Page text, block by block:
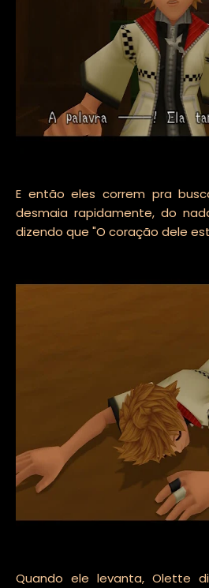
E então eles correm pra
desmaia rapidamente, do
dizendo que "O coração dele
Quando ele levanta, Olette